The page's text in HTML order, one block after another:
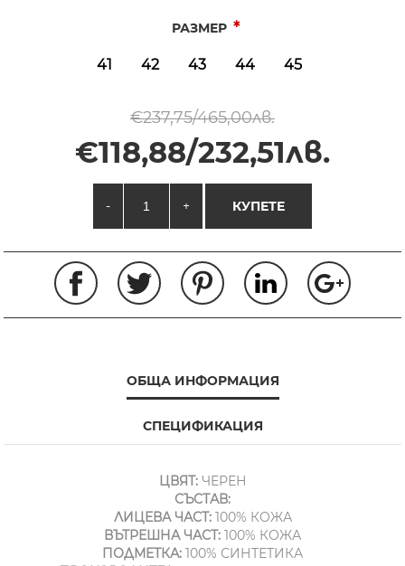
РАЗМЕР *
41 42 43 44 45
€237,75/465,00лв.
€118,88/232,51лв.
- + КУПЕТЕ
ОБЩА ИНФОРМАЦИЯ
СПЕЦИФИКАЦИЯ
ЦВЯТ:ЧЕРЕН
СЪСТАВ:
ЛИЦЕВА ЧАСТ:100% КОЖА
ВЪТРЕШНА ЧАСТ: 100% КОЖА
ПОДМЕТКА: 100% СИНТЕТИКА